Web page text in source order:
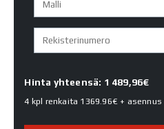
Hinta yhteensä: 1 489,96€
4 kpl renkaita 1369.96€ + asennus